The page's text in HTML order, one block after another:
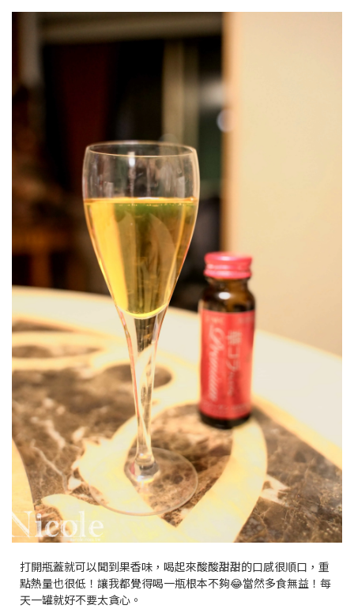
打開瓶蓋就可以聞到果香味，喝起來酸酸甜甜的口感很順口，重
點熱量也很低！讓我都覺得喝一瓶根本不夠😂當然多食無益！每
天一罐就好不要太貪心。